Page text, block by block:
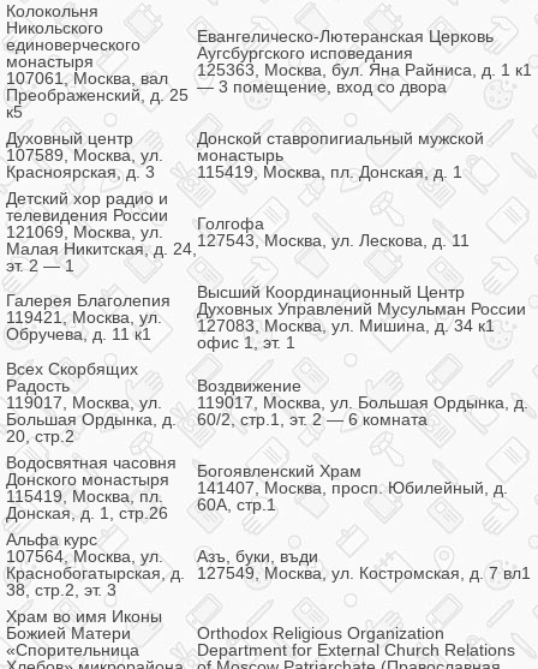
Колокольня
Никольского
единоверческого
монастыря
107061, Москва, вал
Преображенский, д. 25
к5
Евангелическо-Лютеранская Церковь
Аугсбургского исповедания
125363, Москва, бул. Яна Райниса, д. 1 к1
— 3 помещение, вход со двора
Духовный центр
107589, Москва, ул.
Красноярская, д. 3
Донской ставропигиальный мужской
монастырь
115419, Москва, пл. Донская, д. 1
Детский хор радио и
телевидения России
121069, Москва, ул.
Малая Никитская, д. 24,
эт. 2 — 1
Голгофа
127543, Москва, ул. Лескова, д. 11
Галерея Благолепия
119421, Москва, ул.
Обручева, д. 11 к1
Высший Координационный Центр
Духовных Управлений Мусульман России
127083, Москва, ул. Мишина, д. 34 к1
офис 1, эт. 1
Всех Скорбящих
Радость
119017, Москва, ул.
Большая Ордынка, д.
20, стр.2
Воздвижение
119017, Москва, ул. Большая Ордынка, д.
60/2, стр.1, эт. 2 — 6 комната
Водосвятная часовня
Донского монастыря
115419, Москва, пл.
Донская, д. 1, стр.26
Богоявленский Храм
141407, Москва, просп. Юбилейный, д.
60А, стр.1
Альфа курс
107564, Москва, ул.
Краснобогатырская, д.
38, стр.2, эт. 3
Азъ, буки, въди
127549, Москва, ул. Костромская, д. 7 вл1
Храм во имя Иконы
Божией Матери
«Спорительница
Orthodox Religious Organization
Department for External Church Relations